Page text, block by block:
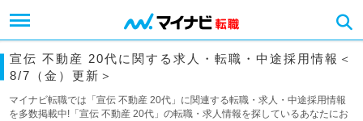
宣伝 不動産 20代に関する求人・転職・中途採用情報＜
8/7（金）更新＞
マイナビ転職では「宣伝 不動産 20代」に関連する転職・求人・中途採用情報
を多数掲載中!「宣伝 不動産 20代」の転職・求人情報を探しているあなたにお